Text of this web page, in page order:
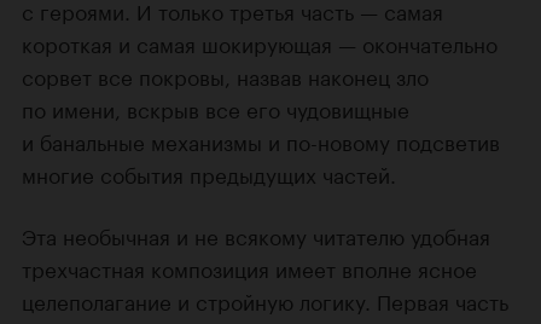
с героями. И только третья часть — самая
короткая и самая шокирующая — окончательно
сорвет все покровы, назвав наконец зло
по имени, вскрыв все его чудовищные
и банальные механизмы и по-новому подсветив
многие события предыдущих частей.
Эта необычная и не всякому читателю удобная
трехчастная композиция имеет вполне ясное
целеполагание и стройную логику. Первая часть